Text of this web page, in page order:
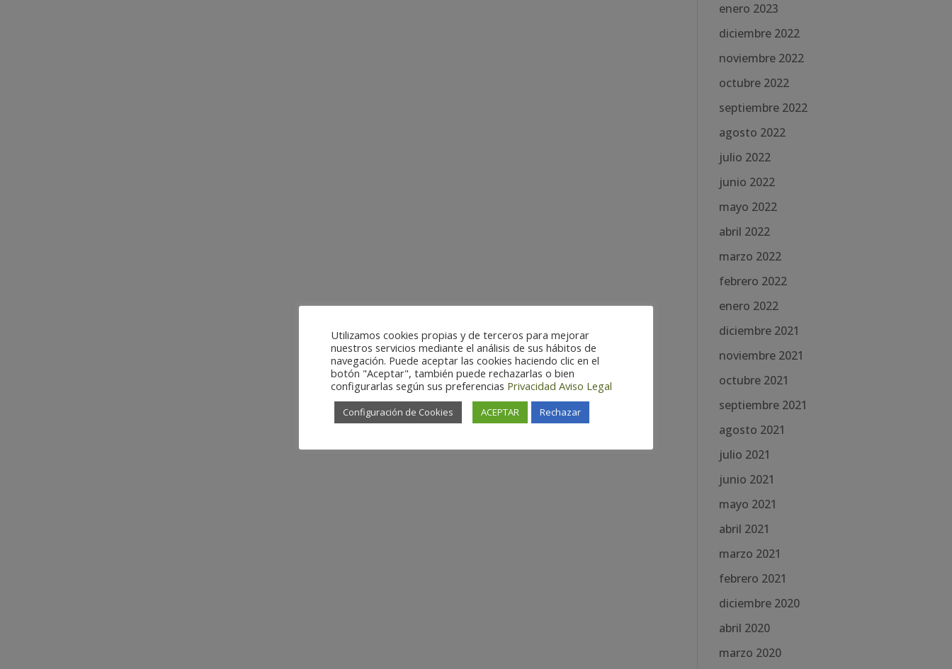
enero 2023
diciembre 2022
noviembre 2022
octubre 2022
septiembre 2022
agosto 2022
julio 2022
junio 2022
mayo 2022
abril 2022
marzo 2022
febrero 2022
enero 2022
diciembre 2021
noviembre 2021
octubre 2021
septiembre 2021
agosto 2021
julio 2021
junio 2021
mayo 2021
abril 2021
marzo 2021
febrero 2021
diciembre 2020
abril 2020
marzo 2020
Utilizamos cookies propias y de terceros para mejorar
nuestros servicios mediante el análisis de sus hábitos de
navegación. Puede aceptar las cookies haciendo clic en el
botón "Aceptar", también puede rechazarlas o bien
configurarlas según sus preferencias Privacidad Aviso Legal
Configuración de Cookies ACEPTAR Rechazar